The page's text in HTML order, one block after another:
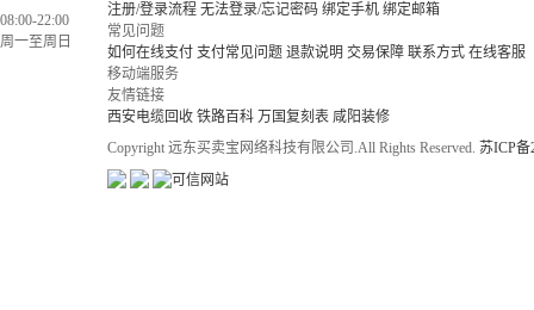
08:00-22:00
周一至周日
注册/登录流程 无法登录/忘记密码 绑定手机 绑定邮箱
常见问题
如何在线支付 支付常见问题 退款说明 交易保障 联系方式 在线客服
移动端服务
友情链接
西安电缆回收 铁路百科 万国复刻表 咸阳装修
Copyright 远东买卖宝网络科技有限公司.All Rights Reserved. 苏ICP备